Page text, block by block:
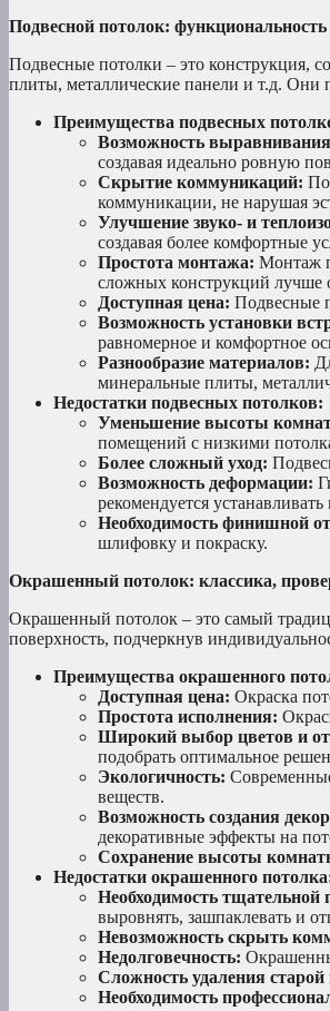
Подвесной потолок:
Подвесные потолки – это конструкция,
плиты, металлические панели и т.д. Они
Преимущества подвесных
Возможность
создавая идеально ровную
Скрытие коммуникаций:
коммуникации, не нарушая
Улучшение звуко- и
создавая более комфортные
Простота монтажа: Монтаж
сложных конструкций лучше
Доступная цена: Подвесные
Возможность установки
равномерное и комфортное
Разнообразие материалов:
минеральные плиты,
Недостатки подвесных потолков:
Уменьшение высоты
помещений с низкими
Более сложный уход:
Возможность деформации:
рекомендуется
Необходимость финишной
шлифовку и покраску.
Окрашенный потолок: классика,
Окрашенный потолок – это самый
поверхность, подчеркнув
Преимущества окрашенного
Доступная цена: Окраска
Простота исполнения:
Широкий выбор цветов и
подобрать оптимальное
Экологичность:
веществ.
Возможность создания
декоративные эффекты на
Сохранение высоты
Недостатки окрашенного
Необходимость тщательной
выровнять, зашпаклевать и
Невозможность скрыть
Недолговечность:
Сложность удаления старой
Необходимость